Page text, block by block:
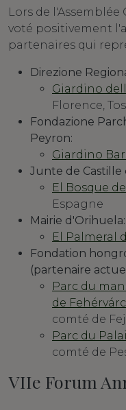
Lors de
voté positivement
partenaires qui
Direzione
Giardino
Florence,
Fondazione
Peyron:
Giardino
Junte de Castille
El Bosque
Espagne
Mairie d'Orihuela:
El Palmeral
Fondation
(partenaire
Parc du
de
comté de
Parc du
comté de
VIIe Forum